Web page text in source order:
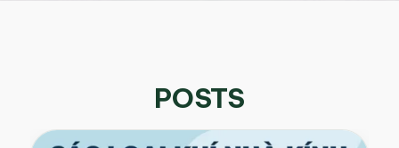
POSTS